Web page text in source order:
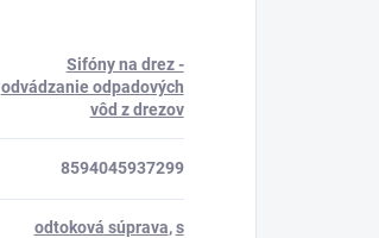
Sifóny na drez -
odvádzanie odpadových
vôd z drezov
8594045937299
odtoková súprava,s